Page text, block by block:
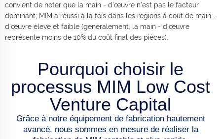
convient de noter que la main - d'œuvre n'est pas le facteur
dominant; MIM a réussi à la fois dans les régions à coût de main -
d'œuvre élevé et faible (généralement, la main - d'œuvre
représente moins de 10% du coût final des pièces).
Pourquoi choisir le
processus MIM Low Cost
Venture Capital
Grâce à notre équipement de fabrication hautement
avancé, nous sommes en mesure de réaliser la